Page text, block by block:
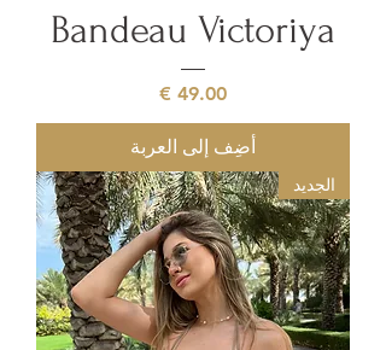
Bandeau Victoriya
السعر
أضِف إلى العربة
الجديد